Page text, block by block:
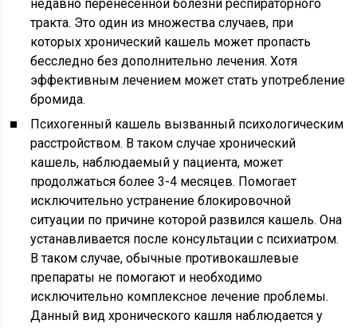
недавно перенесённой болезни респираторного
тракта. Это один из множества случаев, при
которых хронический кашель может пропасть
бесследно без дополнительно лечения. Хотя
эффективным лечением может стать употребление
бромида.
Психогенный кашель вызванный психологическим
расстройством. В таком случае хронический
кашель, наблюдаемый у пациента, может
продолжаться более 3-4 месяцев. Помогает
исключительно устранение блокировочной
ситуации по причине которой развился кашель. Она
устанавливается после консультации с психиатром.
В таком случае, обычные противокашлевые
препараты не помогают и необходимо
исключительно комплексное лечение проблемы.
Данный вид хронического кашля наблюдается у